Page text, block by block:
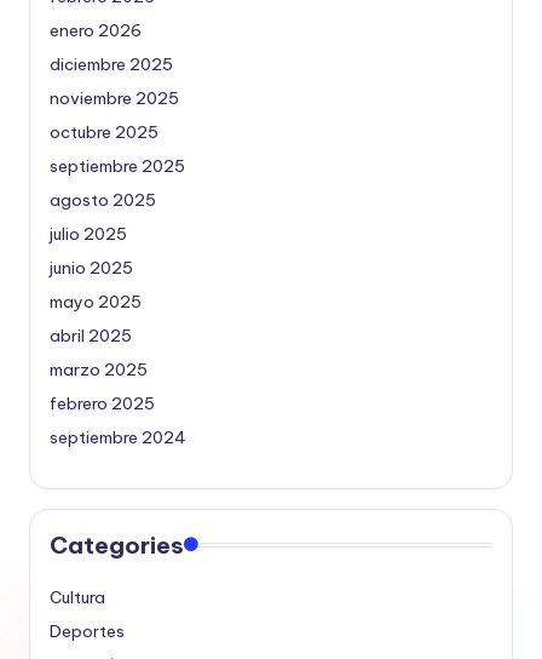
enero 2026
diciembre 2025
noviembre 2025
octubre 2025
septiembre 2025
agosto 2025
julio 2025
junio 2025
mayo 2025
abril 2025
marzo 2025
febrero 2025
septiembre 2024
Categories
Cultura
Deportes